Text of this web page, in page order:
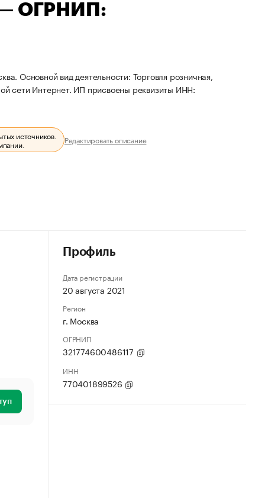
— ОГРНИП:
Основной вид деятельности: Торговля розничная,
сети Интернет. ИП присвоены реквизиты ИНН:
источников.
Редактировать описание
Профиль
Дата регистрации
20 августа 2021
Регион
г. Москва
ОГРНИП
321774600486117
ИНН
770401899526